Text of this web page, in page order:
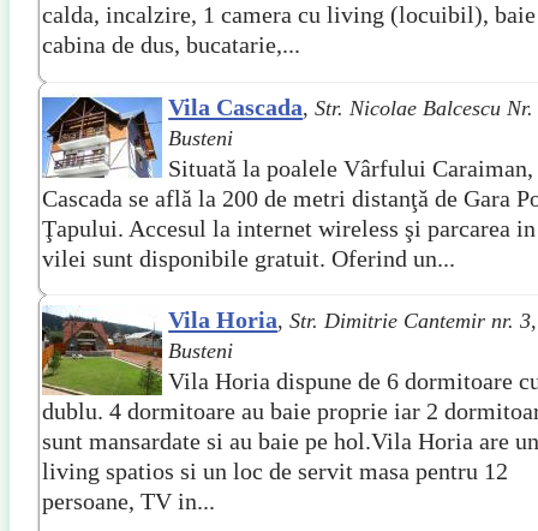
calda, incalzire, 1 camera cu living (locuibil),
cabina de dus, bucatarie,...
Vila Cascada,Str. Nicolae Balcescu
Busteni
Situată la poalele Vârfului
Cascada se află la 200 de metri distanţă de Gara
Ţapului. Accesul la internet wireless şi parcarea
vilei sunt disponibile gratuit. Oferind un...
Vila Horia,Str. Dimitrie Cantemir nr. 3,
Busteni
Vila Horia dispune de 6 dormitoare
dublu. 4 dormitoare au baie proprie iar 2
sunt mansardate si au baie pe hol.Vila Horia are
living spatios si un loc de servit masa pentru 12
persoane, TV in...